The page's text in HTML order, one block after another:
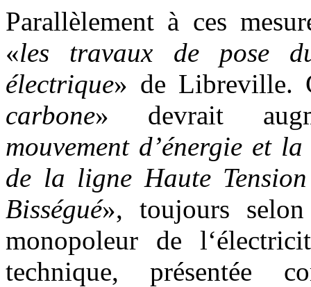
Parallèlement à ces
«les travaux de pose
électrique» de Libreville.
carbone» devrait
mouvement d’énergie et
de la ligne Haute
Bisségué», toujours
monopoleur de
technique, présentée